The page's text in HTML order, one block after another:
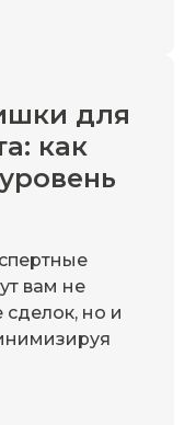
для
как
вам не
сделок, но и